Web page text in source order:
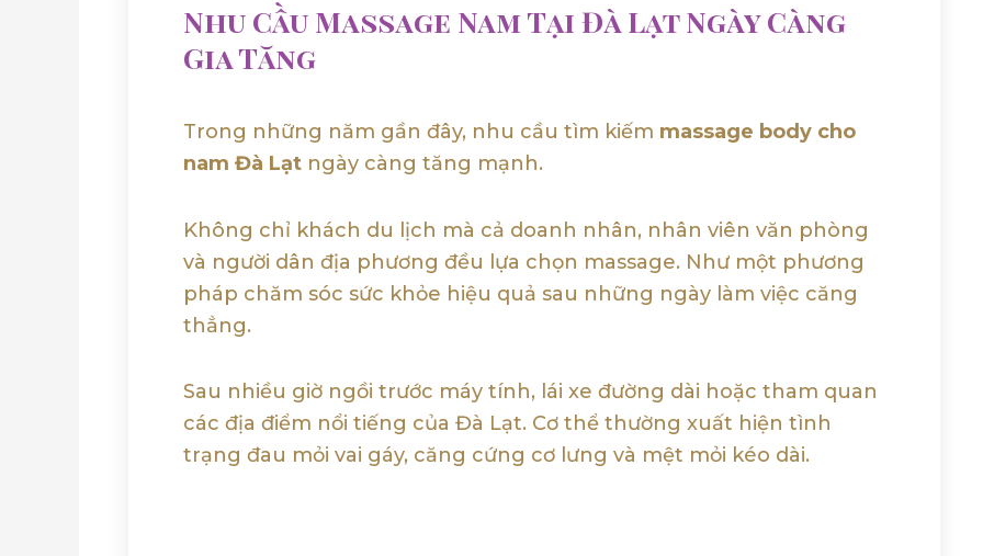
Nhu Cầu Massage Nam Tại Đà Lạt Ngày Càng
Gia Tăng
Trong những năm gần đây, nhu cầu tìm kiếm massage body cho
nam Đà Lạt ngày càng tăng mạnh.
Không chỉ khách du lịch mà cả doanh nhân, nhân viên văn phòng
và người dân địa phương đều lựa chọn massage. Như một phương
pháp chăm sóc sức khỏe hiệu quả sau những ngày làm việc căng
thẳng.
Sau nhiều giờ ngồi trước máy tính, lái xe đường dài hoặc tham quan
các địa điểm nổi tiếng của Đà Lạt. Cơ thể thường xuất hiện tình
trạng đau mỏi vai gáy, căng cứng cơ lưng và mệt mỏi kéo dài.